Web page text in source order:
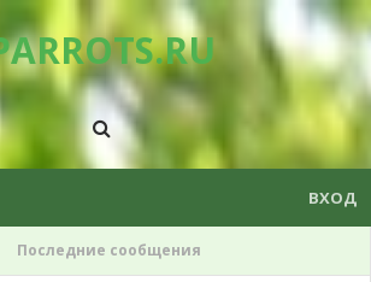
Последние сообщения
ВХОД